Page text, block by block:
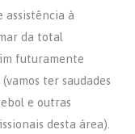
assistência à
da total
futuramente
ter saudades
e outras
desta área).